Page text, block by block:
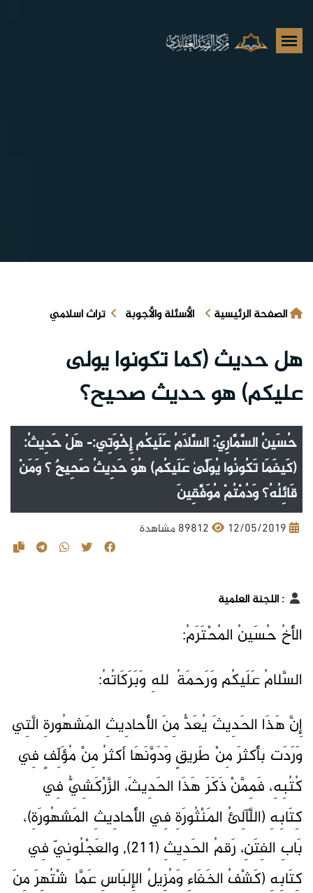
الصفحة الرئيسية الأسئلة والأجوبة تراث اسلامي
هل حديث (كما تكونوا يولى
عليكم) هو حديث صحيح؟
حُسَينُ السَّمَّارِيّ: السَّلَامُ عَلَيكُم إِخْوَتِي:- هَلْ حَدِيثُ:
(كَيفَمَا تَكُونُوا يُوَلَّىٰ عَلَيكُم) هُوَ حَدِيثُ صَحِيحٌ ؟ وَمَنْ
قَائِلُهُ؟ وَدُمْتُمْ مُوَفَّقِينَ
12/05/2019 89812 مشاهدة
:اللجنة العلمية
الأَخُ حُسَينُ المُحْتَرَمُ:
السَّلامُ عَلَيكُم وَرَحمَةُ ٱللهِ وَبَرَكَاتُهُ:
إِنَّ هَذَا الحَدِيثَ يُعَدُّ مِنَ الأَحادِيثِ المَشهُورةِ الَّتِي
وَرَدَت بأَكثرَ مِنْ طَريقٍ وَدَوَّنَهَا أَكثرُ مِنْ مُؤَلِّفٍ فِي
كُتُبِهِ، فَمِمَّنْ ذَكَرَ هَذَا الحَدِيثَ، الزَّرْكَشِيُّ فِي
كِتَابِهِ (اللَّآلِئُ المَنْثُورَةِ فِي الأَحادِيثِ المَشهُورَةِ)،
بَابِ الفِتَنِ، رَقمُ الحَدِيثِ (211), والعَجْلُونِيّ فِي
كِتَابِهِ (كَشْفُ الخَفَاءِ وَمُزِيلُ الإِلبَاسِ عَمَّا ٱشْتُهِرَ مِنَ